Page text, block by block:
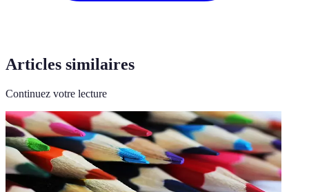
Articles similaires
Continuez votre lecture